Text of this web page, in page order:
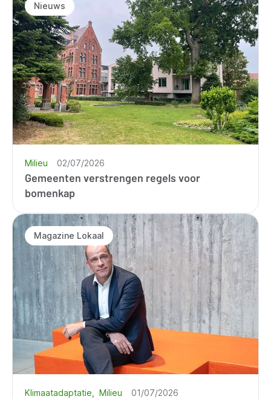
Nieuws
Gemeenten verstrengen regels voor
bomenkap
Milieu 02/07/2026
Magazine Lokaal
Klimaatadaptatie Milieu 01/07/2026